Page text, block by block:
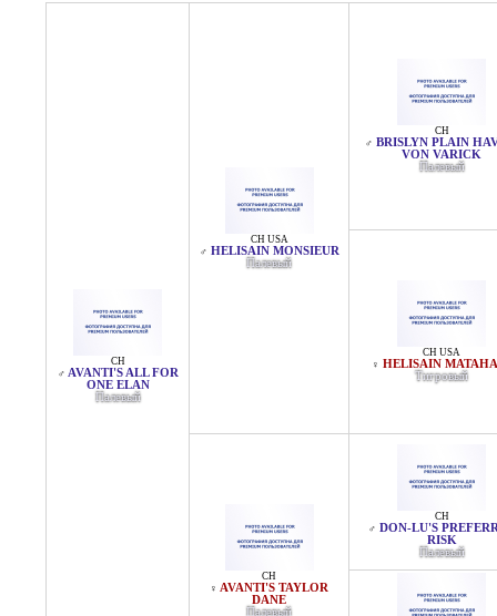
CH
♂ AVANTI'S ALL FOR
ONE ELAN
Палевый
CH USA
♂ HELISAIN MONSIEUR
Палевый
CH
♂ BRISLYN PLAIN
VON VARICK
Палевый
CH USA
♀ HELISAIN
Тигровый
CH
♀ AVANTI'S TAYLOR
DANE
Палевый
CH
♂ DON-LU'S
RISK
Палевый